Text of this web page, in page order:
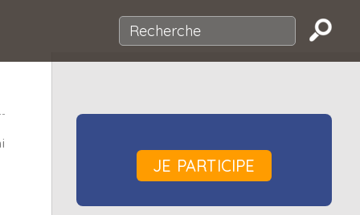
JE PARTICIPE